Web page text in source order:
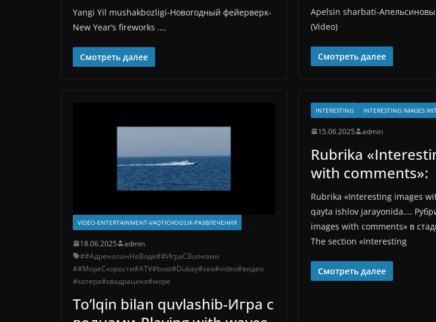
Yangi Yil mushakbozligi-Новогодный фейерверк-
New Year’s fireworks ….
Смотреть далее
Apelsin sharbati-
(Video)
Смотреть далее
VIDEO-ENTERTAINMENT-VAQTICHOG'LIK-РАЗВЛЕЧЕНИЯ
18.06.2025
admin
##АдреналинНаВоде##ИграСВолнами
##МореСкорости#ATV#boat#Dubay#sea#video#видео
#катера#квадрацикл#море
To’lqin bilan quvlashib-Игра с
INTERESTING INTERESTING IMAGES
15.06.2025 admin
Rubrika
with comments»:
Rubrika «Interesting images
qayta ishlov jarayonida….
images with comments» в
The section «Interesting
Смотреть далее